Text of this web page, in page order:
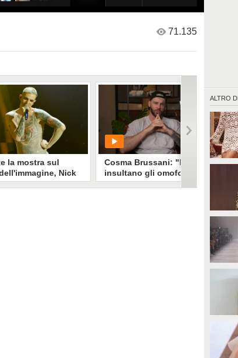
ALTRO DI
71.135
la mostra sul
Nick
"Un look funziona
Cosma Brussani: "Mi
insultano gli omofobi e gli
insicuri, all’inizio